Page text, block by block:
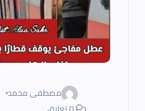
مصطفى محمد